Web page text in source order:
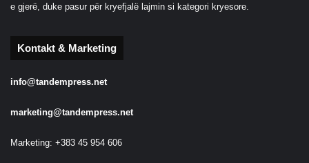
e gjerë, duke pasur për kryefjalë lajmin si kategori kryesore.
Kontakt & Marketing
info@tandempress.net
marketing@tandempress.net
Marketing: +383 45 954 606